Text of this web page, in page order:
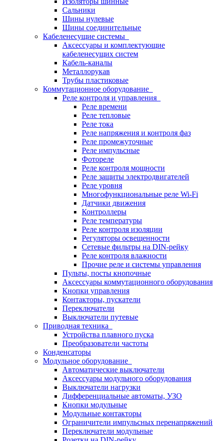
Сальники
Шины нулевые
Шины соединительные
Кабеленесущие системы
Аксессуары и комплектующие
кабеленесущих систем
Кабель-каналы
Металлорукав
Трубы пластиковые
Коммутационное оборудование
Реле контроля и управления
Реле времени
Реле тепловые
Реле тока
Реле напряжения и контроля фаз
Реле промежуточные
Реле импульсные
Фотореле
Реле контроля мощности
Реле защиты электродвигателей
Реле уровня
Многофункциональные реле Wi-Fi
Датчики движения
Контроллеры
Реле температуры
Реле контроля изоляции
Регуляторы освещенности
Сетевые фильтры на DIN-рейку
Реле контроля влажности
Прочие реле и системы управления
Пульты, посты кнопочные
Аксессуары коммутационного оборудования
Кнопки управления
Контакторы, пускатели
Переключатели
Выключатели путевые
Приводная техника
Устройства плавного пуска
Преобразователи частоты
Конденсаторы
Модульное оборудование
Автоматические выключатели
Аксессуары модульного оборудования
Выключатели нагрузки
Дифференциальные автоматы, УЗО
Кнопки модульные
Модульные контакторы
Ограничители импульсных перенапряжений
Переключатели модульные